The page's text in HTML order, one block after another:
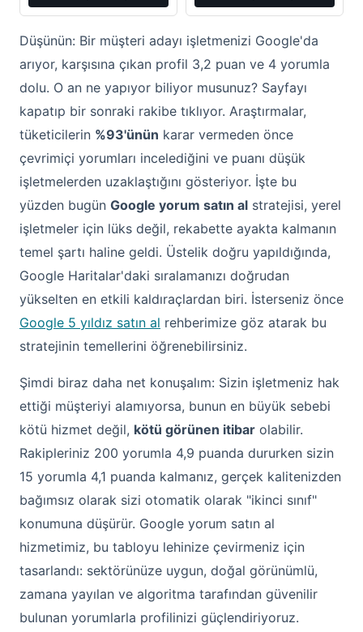
Düşünün: Bir müşteri adayı işletmenizi Google'da
arıyor, karşısına çıkan profil 3,2 puan ve 4 yorumla
dolu. O an ne yapıyor biliyor musunuz? Sayfayı
kapatıp bir sonraki rakibe tıklıyor. Araştırmalar,
tüketicilerin %93'ünün karar vermeden önce
çevrimiçi yorumları incelediğini ve puanı düşük
işletmelerden uzaklaştığını gösteriyor. İşte bu
yüzden bugün Google yorum satın al stratejisi, yerel
işletmeler için lüks değil, rekabette ayakta kalmanın
temel şartı haline geldi. Üstelik doğru yapıldığında,
Google Haritalar'daki sıralamanızı doğrudan
yükselten en etkili kaldıraçlardan biri. İsterseniz önce
Google 5 yıldız satın al rehberimize göz atarak bu
stratejinin temellerini öğrenebilirsiniz.
Şimdi biraz daha net konuşalım: Sizin işletmeniz hak
ettiği müşteriyi alamıyorsa, bunun en büyük sebebi
kötü hizmet değil, kötü görünen itibar olabilir.
Rakipleriniz 200 yorumla 4,9 puanda dururken sizin
15 yorumla 4,1 puanda kalmanız, gerçek kalitenizden
bağımsız olarak sizi otomatik olarak "ikinci sınıf"
konumuna düşürür. Google yorum satın al
hizmetimiz, bu tabloyu lehinize çevirmeniz için
tasarlandı: sektörünüze uygun, doğal görünümlü,
zamana yayılan ve algoritma tarafından güvenilir
bulunan yorumlarla profilinizi güçlendiriyoruz.